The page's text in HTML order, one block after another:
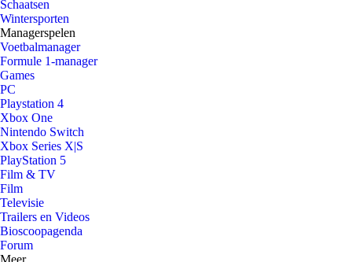
Schaatsen
Wintersporten
Managerspelen
Voetbalmanager
Formule 1-manager
Games
PC
Playstation 4
Xbox One
Nintendo Switch
Xbox Series X|S
PlayStation 5
Film & TV
Film
Televisie
Trailers en Videos
Bioscoopagenda
Forum
Meer